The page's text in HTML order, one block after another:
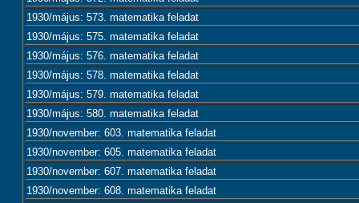
1930/május: 573. matematika feladat
1930/május: 575. matematika feladat
1930/május: 576. matematika feladat
1930/május: 578. matematika feladat
1930/május: 579. matematika feladat
1930/május: 580. matematika feladat
1930/november: 603. matematika feladat
1930/november: 605. matematika feladat
1930/november: 607. matematika feladat
1930/november: 608. matematika feladat